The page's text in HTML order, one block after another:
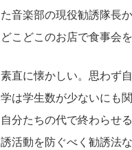
た音楽部の現役勧誘隊長
どこどこのお店で食事会
素直に懐かしい。思わず
学は学生数が少ないにも
自分たちの代で終わらせ
誘活動を防ぐべく勧誘法